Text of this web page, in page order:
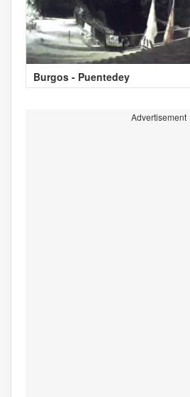
Burgos - Puentedey
Advertisement